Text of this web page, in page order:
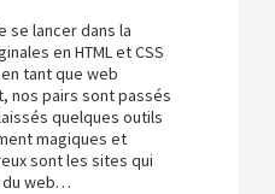
se lancer dans la
en HTML et CSS
tant que web
nos pairs sont passés
quelques outils
magiques et
sont les sites qui
du web…